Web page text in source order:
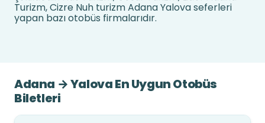
Turizm, Cizre Nuh turizm Adana Yalova seferleri
yapan bazı otobüs firmalarıdır.
Adana → Yalova En Uygun Otobüs
Biletleri